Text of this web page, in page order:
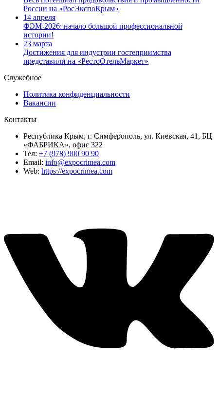
России на «РосЭкспоКрым»
14 апреля
ФЭМ-2026: начало большой профессиональной
истории!
23 марта
Достижения для индустрии гостеприимства
представили на «РестоОтельМаркет»
Служебное
Политика конфиденциальности
Вакансии
Контакты
Республика Крым, г. Симферополь, ул. Киевская, 41, БЦ
«ФАБРИКА», офис 322
Тел: +7 (978) 900 90 90
Email: info@expocrimea.com
Web: https://expocrimea.com